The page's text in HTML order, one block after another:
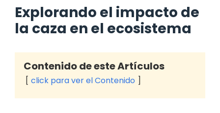
Explorando el impacto de
la caza en el ecosistema
Contenido de este Artículos
click para ver el Contenido